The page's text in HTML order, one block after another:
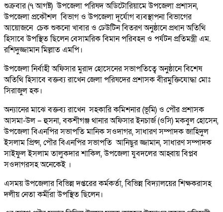
শুক্রবার (৭ আগষ্ট) উপজেলা পরিষদ অডিটোরিয়ামে উপজেলা প্রশাসন,
উপজেলা প্রকৌশল বিভাগ ও উপজেলা দূর্যোগ ব্যবস্থাপনা বিভাগের
আয়োজনে চেক শুকনো খাবার ও ঢেউটিন বিতরণ অনুষ্ঠানে প্রধান অতিথি
হিসাবে উপস্থিত ছিলেন বেসামরিক বিমান পরিবহন ও পর্যটন প্রতিমন্ত্রী এম.
রশিদুজ্জামান মিল্লাত এমপি।
উপজেলা নির্বাহী অফিসার মুরাদ হোসেনের সভাপতিত্বে অনুষ্ঠানে বিশেষ
অতিথি হিসাবে বক্তব্য রাখেন জেলা পরিষদের প্রশাসক বীরমুক্তিযোদ্ধা মোঃ
সিরাজুল হক।
অন্যানের মাঝে বক্তব্য রাখেন সহকারি কমিশনার (ভূমি) ও পৌর প্রশাসক
আসমা-উল – হুসনা, বকশীগঞ্জ থানার অফিসার ইনচার্জ (ওসি) মকবুল হোসেন,
উপজেলা বিএনপির সভাপতি মানিক সওদাগর, সাধারণ সম্পাদক জাহিদুল
ইসলাম প্রিন্স, পৌর বিএনপির সভাপতি আনিছুর জ্জামান, সাধারণ সম্পাদক
সাইফুল ইসলাম তালুকদার শাকিল, উপজেলা যুবদলের আহ্বায় বিপ্লব
সওদাগরসহ অনেকেই ।
এসময় উপজেলার বিভিন্ন দপ্তরের কর্মকর্তা, বিভিন্ন বিদ্যালয়ের শিক্ষকরাসহ
দলীয় নেতা কর্মীরা উপস্থিত ছিলেন।